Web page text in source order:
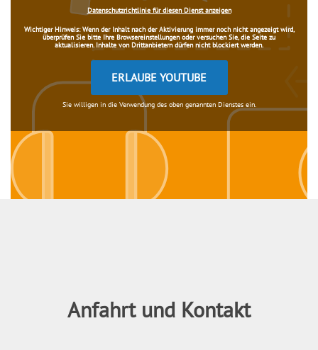
Datenschutzrichtlinie für diesen Dienst anzeigen
Wichtiger Hinweis:Wenn der Inhalt nach der Aktivierung immer noch nicht angezeigt wird,
überprüfen Sie bitte Ihre Browsereinstellungen oder versuchen Sie, die Seite zu
aktualisieren. Inhalte von Drittanbietern dürfen nicht blockiert werden.
ERLAUBE YOUTUBE
Sie willigen in die Verwendung des oben genannten Dienstes ein.
Anfahrt und Kontakt